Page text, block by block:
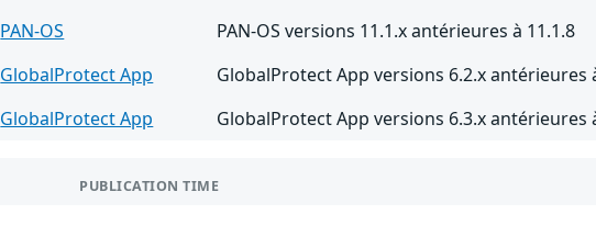
PAN-OS
PAN-OS versions 11.1.x antérieures à 11.1.8
GlobalProtect App
GlobalProtect App versions 6.2.x antérieures
GlobalProtect App GlobalProtect App versions 6.3.x antérieures
PUBLICATION TIME